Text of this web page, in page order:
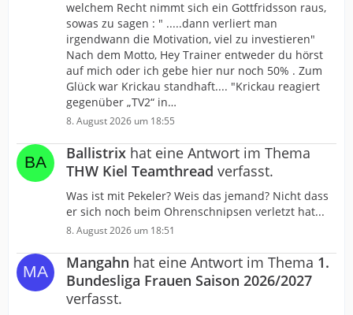
welchem Recht nimmt sich ein Gottfridsson raus,
sowas zu sagen : " .....dann verliert man
irgendwann die Motivation, viel zu investieren"
Nach dem Motto, Hey Trainer entweder du hörst
auf mich oder ich gebe hier nur noch 50% . Zum
Glück war Krickau standhaft.... "Krickau reagiert
gegenüber „TV2“ in…
8. August 2026 um 18:55
Ballistrix hat eine Antwort im Thema
THW Kiel Teamthread verfasst.
Was ist mit Pekeler? Weis das jemand? Nicht dass
er sich noch beim Ohrenschnipsen verletzt hat...
8. August 2026 um 18:51
Mangahn hat eine Antwort im Thema 1.
Bundesliga Frauen Saison 2026/2027
verfasst.